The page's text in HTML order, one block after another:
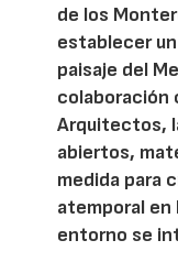
de los
establecer
paisaje del
colaboración
Arquitectos,
abiertos,
medida para
atemporal en
entorno se